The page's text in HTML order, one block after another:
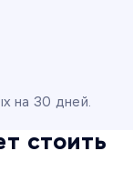
на 30 дней.
стоить